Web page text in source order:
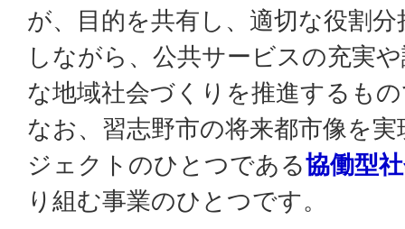
が、目的を共有し、適切な役割
しながら、公共サービスの充実
な地域社会づくりを推進するも
なお、習志野市の将来都市像を
ジェクトのひとつである協働型
り組む事業のひとつです。